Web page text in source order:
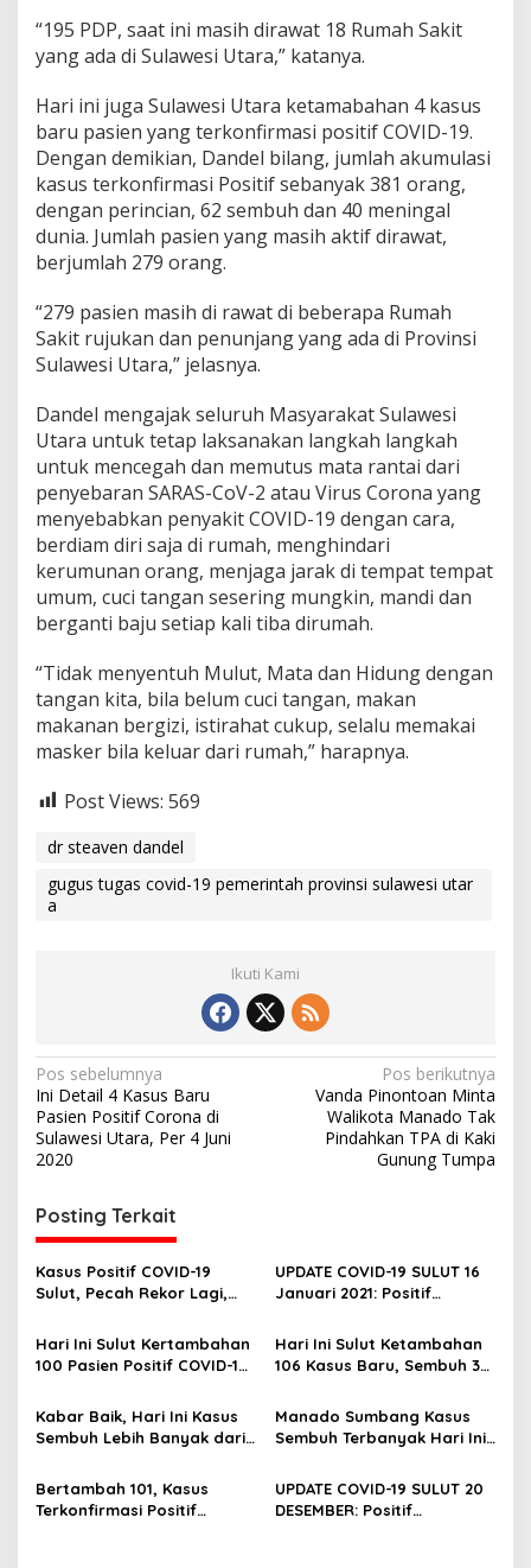
“195 PDP, saat ini masih dirawat 18 Rumah Sakit
yang ada di Sulawesi Utara,” katanya.
Hari ini juga Sulawesi Utara ketamabahan 4 kasus
baru pasien yang terkonfirmasi positif COVID-19.
Dengan demikian, Dandel bilang, jumlah akumulasi
kasus terkonfirmasi Positif sebanyak 381 orang,
dengan perincian, 62 sembuh dan 40 meningal
dunia. Jumlah pasien yang masih aktif dirawat,
berjumlah 279 orang.
“279 pasien masih di rawat di beberapa Rumah
Sakit rujukan dan penunjang yang ada di Provinsi
Sulawesi Utara,” jelasnya.
Dandel mengajak seluruh Masyarakat Sulawesi
Utara untuk tetap laksanakan langkah langkah
untuk mencegah dan memutus mata rantai dari
penyebaran SARAS-CoV-2 atau Virus Corona yang
menyebabkan penyakit COVID-19 dengan cara,
berdiam diri saja di rumah, menghindari
kerumunan orang, menjaga jarak di tempat tempat
umum, cuci tangan sesering mungkin, mandi dan
berganti baju setiap kali tiba dirumah.
“Tidak menyentuh Mulut, Mata dan Hidung dengan
tangan kita, bila belum cuci tangan, makan
makanan bergizi, istirahat cukup, selalu memakai
masker bila keluar dari rumah,” harapnya.
Post Views: 569
dr steaven dandel
gugus tugas covid-19 pemerintah provinsi sulawesi utar
a
Ikuti Kami
N
a
v
g
a
s
p
o
s
Pos sebelumnya
Ini Detail 4 Kasus Baru
Pasien Positif Corona di
Sulawesi Utara, Per 4 Juni
2020
Pos berikutnya
Vanda Pinontoan Minta
Walikota Manado Tak
Pindahkan TPA di Kaki
Gunung Tumpa
Posting Terkait
Kasus Positif COVID-19
Sulut, Pecah Rekor Lagi,
UPDATE COVID-19 SULUT 16
Januari 2021: Positif
Meninggal 6
Hari Ini Sulut Kertambahan
100 Pasien Positif COVID-19,
Mitra dan Manado
Hari Ini Sulut Ketambahan
106 Kasus Baru, Sembuh 38,
Kabar Baik, Hari Ini Kasus
Sembuh Lebih Banyak dari
Manado Sumbang Kasus
Sembuh Terbanyak Hari Ini,
Merah COVID-19
Bertambah 101, Kasus
Terkonfirmasi Positif
UPDATE COVID-19 SULUT 20
DESEMBER: Positif